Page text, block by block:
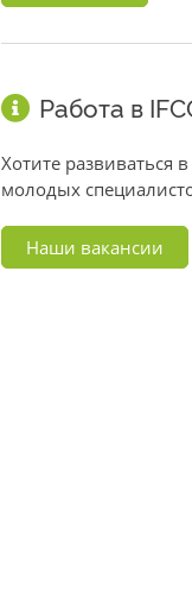
Работа в
Хотите
молодых
Наши вакансии